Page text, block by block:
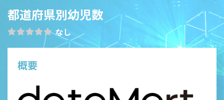
都道府県別幼児数
なし
概要